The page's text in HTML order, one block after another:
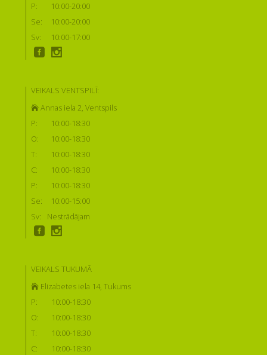
P:
10:00-20:00
Se:
10:00-20:00
Sv:
10:00-17:00
VEIKALS VENTSPILĪ:
Annas iela 2, Ventspils
P:
10:00-18:30
O:
10:00-18:30
T:
10:00-18:30
C:
10:00-18:30
P:
10:00-18:30
Se:
10:00-15:00
Sv:
Nestrādājam
VEIKALS TUKUMĀ
Elizabetes iela 14, Tukums
P:
10:00-18:30
O:
10:00-18:30
T:
10:00-18:30
C:
10:00-18:30